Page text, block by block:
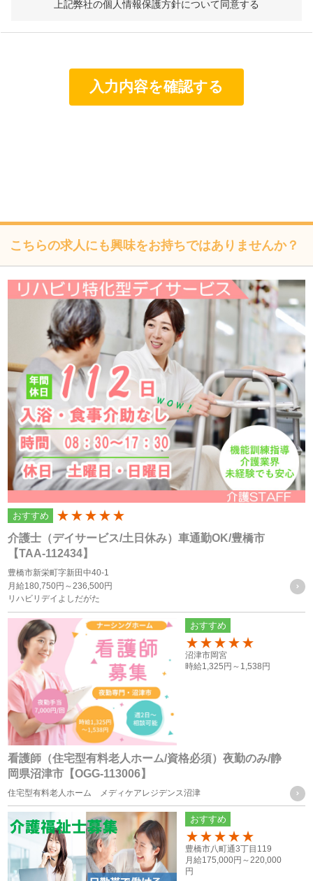
個人情報は、適法かつ適正な方法で取得します。
個人情報の取扱いについて
株式会社フォーテック（以下「当社」といいます）は、当プ
ライバシーポリシーを掲示し、当プライバシーポリシーに準
拠して提供されるサービス（以下「本サービス」といいま
す）の利用企業・団体等（以下「利用企業等」といいます）
および本サービスをご利用になる方（以下「ユーザー」とい
います）のプライバシーを尊重し、ユーザーの個人情報の管
理に細心の注意を払い、これを取扱うものとします。
個人情報の利用目的
個人情報の利用目的は以下の通りです。利用目的を超えて利
当サイトにおけるユーザーへのサービスの提供
本サービスの利用に伴う連絡・各種お知らせ等の配信・送
付
ユーザーの承諾・申込みに基づく、本サービス利用企業等
への個人情報の提供
属性情報･端末情報・位置情報・行動履歴等に基づく広
告・コンテンツ等の配信・表示、本サービスの提供
本サービスの改善・新規サービスの開発・マーケティング
活動
本サービスに関するご意見、お問い合わせの確認・回答
個人情報の第三者への提供
当社は、次に掲げる場合を除き、お客様の個人情報を第三者
に提供することはございません。
（１） ご本人様の同意がある場合
上記弊社の個人情報保護方針について同意する
こちらの求人にも興味をお持ちではありませんか？
介護士（デイサービス/土日休み）車通勤OK/豊橋市
【TAA-112434】
豊橋市新栄町字新田中40-1
月給180,750円～ 236,500円
リハビリデイよしだがた
おすすめ
200
看護師（住宅型有料老人ホーム/資格必須）夜勤のみ/静
岡県沼津市【OGG-113006】
住宅型有料老人ホーム メディケアレジデンス沼津
おすすめ
150
沼津市岡宮
時給1,325円～ 1,538円
おすすめ
100
豊橋市八町通3丁目119
月給175,000円～220,000
円